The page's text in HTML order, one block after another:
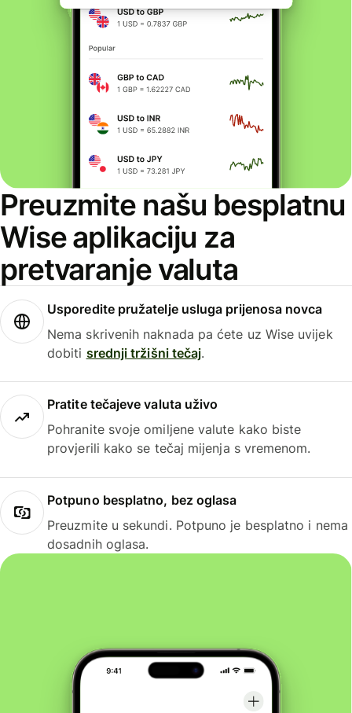
Preuzmite našu besplatnu
Wise aplikaciju za
pretvaranje valuta
Usporedite pružatelje usluga prijenosa novca
Nema skrivenih naknada pa ćete uz Wise uvijek
dobiti srednji tržišni tečaj.
Pratite tečajeve valuta uživo
Pohranite svoje omiljene valute kako biste
provjerili kako se tečaj mijenja s vremenom.
Potpuno besplatno, bez oglasa
Preuzmite u sekundi. Potpuno je besplatno i nema
dosadnih oglasa.